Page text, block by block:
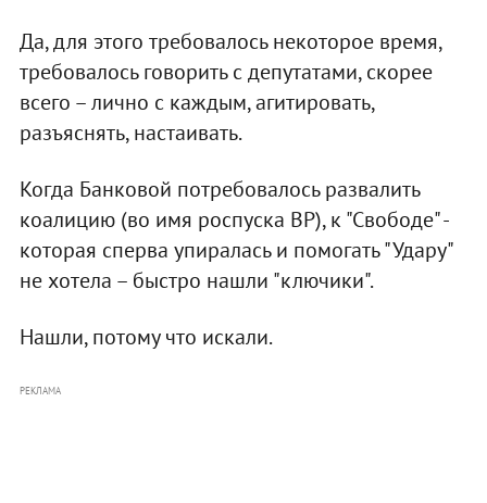
Да, для этого требовалось некоторое время,
требовалось говорить с депутатами, скорее
всего – лично с каждым, агитировать,
разъяснять, настаивать.
Когда Банковой потребовалось развалить
коалицию (во имя роспуска ВР), к "Свободе" -
которая сперва упиралась и помогать "Удару"
не хотела – быстро нашли "ключики".
Нашли, потому что искали.
РЕКЛАМА